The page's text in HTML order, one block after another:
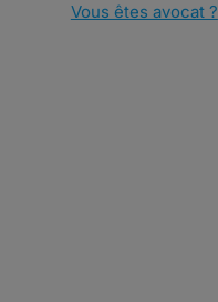
Vous êtes avocat ?